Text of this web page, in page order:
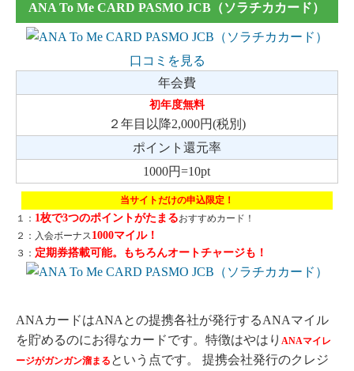
ANA To Me CARD PASMO JCB（ソラチカカード）
口コミを見る
年会費
初年度無料
２年目以降2,000円(税別)
ポイント還元率
1000円=10pt
当サイトだけの申込限定！
１： 1枚で3つのポイントがたまるおすすめカード！
２：入会ボーナス1000マイル！
３： 定期券搭載可能。もちろんオートチャージも！
ANAカードはANAとの提携各社が発行するANAマイル
を貯めるのにお得なカードです。特徴はやはり ANAマイレ
ージがガンガン溜まる という点です。 提携会社発行のクレジ